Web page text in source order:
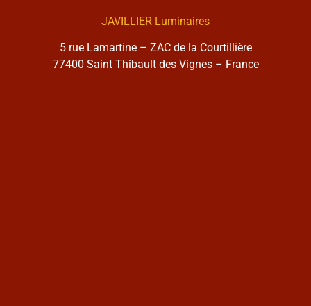
JAVILLIER Luminaires
5 rue Lamartine – ZAC de la Courtillière
77400 Saint Thibault des Vignes – France